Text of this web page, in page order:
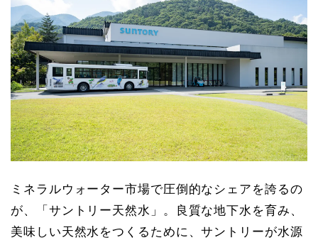
ミネラルウォーター市場で圧倒的なシェアを誇るの
が、「サントリー天然水」。良質な地下水を育み、
美味しい天然水をつくるために、サントリーが水源